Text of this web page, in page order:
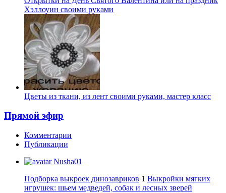
Хэллоуин своими руками
Цветы из ткани, из лент своими руками, мастер класс
Прямой эфир
Комментарии
Публикации
Nusha01
Подборка выкроек динозавриков 1 Выкройки мягких
игрушек: шьем медведей, собак и лесных зверей